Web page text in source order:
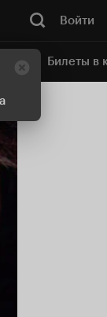
Войти
Билеты в